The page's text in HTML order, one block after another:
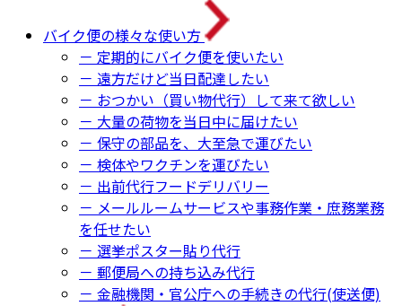
バイク便の様々な使い方
－ 定期的にバイク便を使いたい
－ 遠方だけど当日配達したい
－ おつかい（買い物代行）して来て欲しい
－ 大量の荷物を当日中に届けたい
－ 保守の部品を、大至急で運びたい
－ 検体やワクチンを運びたい
－ 出前代行フードデリバリー
－ メールルームサービスや事務作業・庶務業務
を任せたい
－ 選挙ポスター貼り代行
－ 郵便局への持ち込み代行
－ 金融機関・官公庁への手続きの代行(使送便)